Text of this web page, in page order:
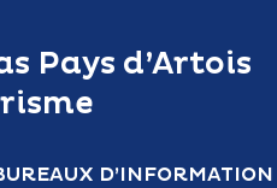
Pays d’Artois
D’INFORMATION